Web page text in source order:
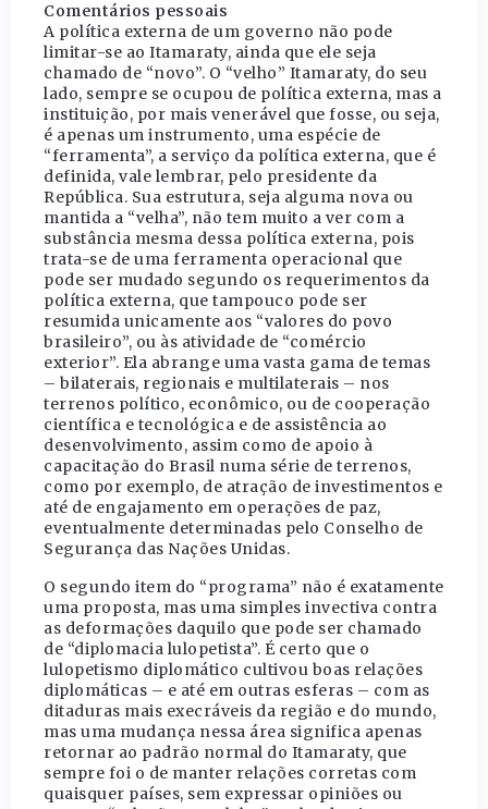
Comentários pessoais
A política externa de um governo não pode
limitar-se ao Itamaraty, ainda que ele seja
chamado de “novo”. O “velho” Itamaraty, do seu
lado, sempre se ocupou de política externa, mas a
instituição, por mais venerável que fosse, ou seja,
é apenas um instrumento, uma espécie de
“ferramenta”, a serviço da política externa, que é
definida, vale lembrar, pelo presidente da
República. Sua estrutura, seja alguma nova ou
mantida a “velha”, não tem muito a ver com a
substância mesma dessa política externa, pois
trata-se de uma ferramenta operacional que
pode ser mudado segundo os requerimentos da
política externa, que tampouco pode ser
resumida unicamente aos “valores do povo
brasileiro”, ou às atividade de “comércio
exterior”. Ela abrange uma vasta gama de temas
– bilaterais, regionais e multilaterais – nos
terrenos político, econômico, ou de cooperação
científica e tecnológica e de assistência ao
desenvolvimento, assim como de apoio à
capacitação do Brasil numa série de terrenos,
como por exemplo, de atração de investimentos e
até de engajamento em operações de paz,
eventualmente determinadas pelo Conselho de
Segurança das Nações Unidas.
O segundo item do “programa” não é exatamente
uma proposta, mas uma simples invectiva contra
as deformações daquilo que pode ser chamado
de “diplomacia lulopetista”. É certo que o
lulopetismo diplomático cultivou boas relações
diplomáticas – e até em outras esferas – com as
ditaduras mais execráveis da região e do mundo,
mas uma mudança nessa área significa apenas
retornar ao padrão normal do Itamaraty, que
sempre foi o de manter relações corretas com
quaisquer países, sem expressar opiniões ou